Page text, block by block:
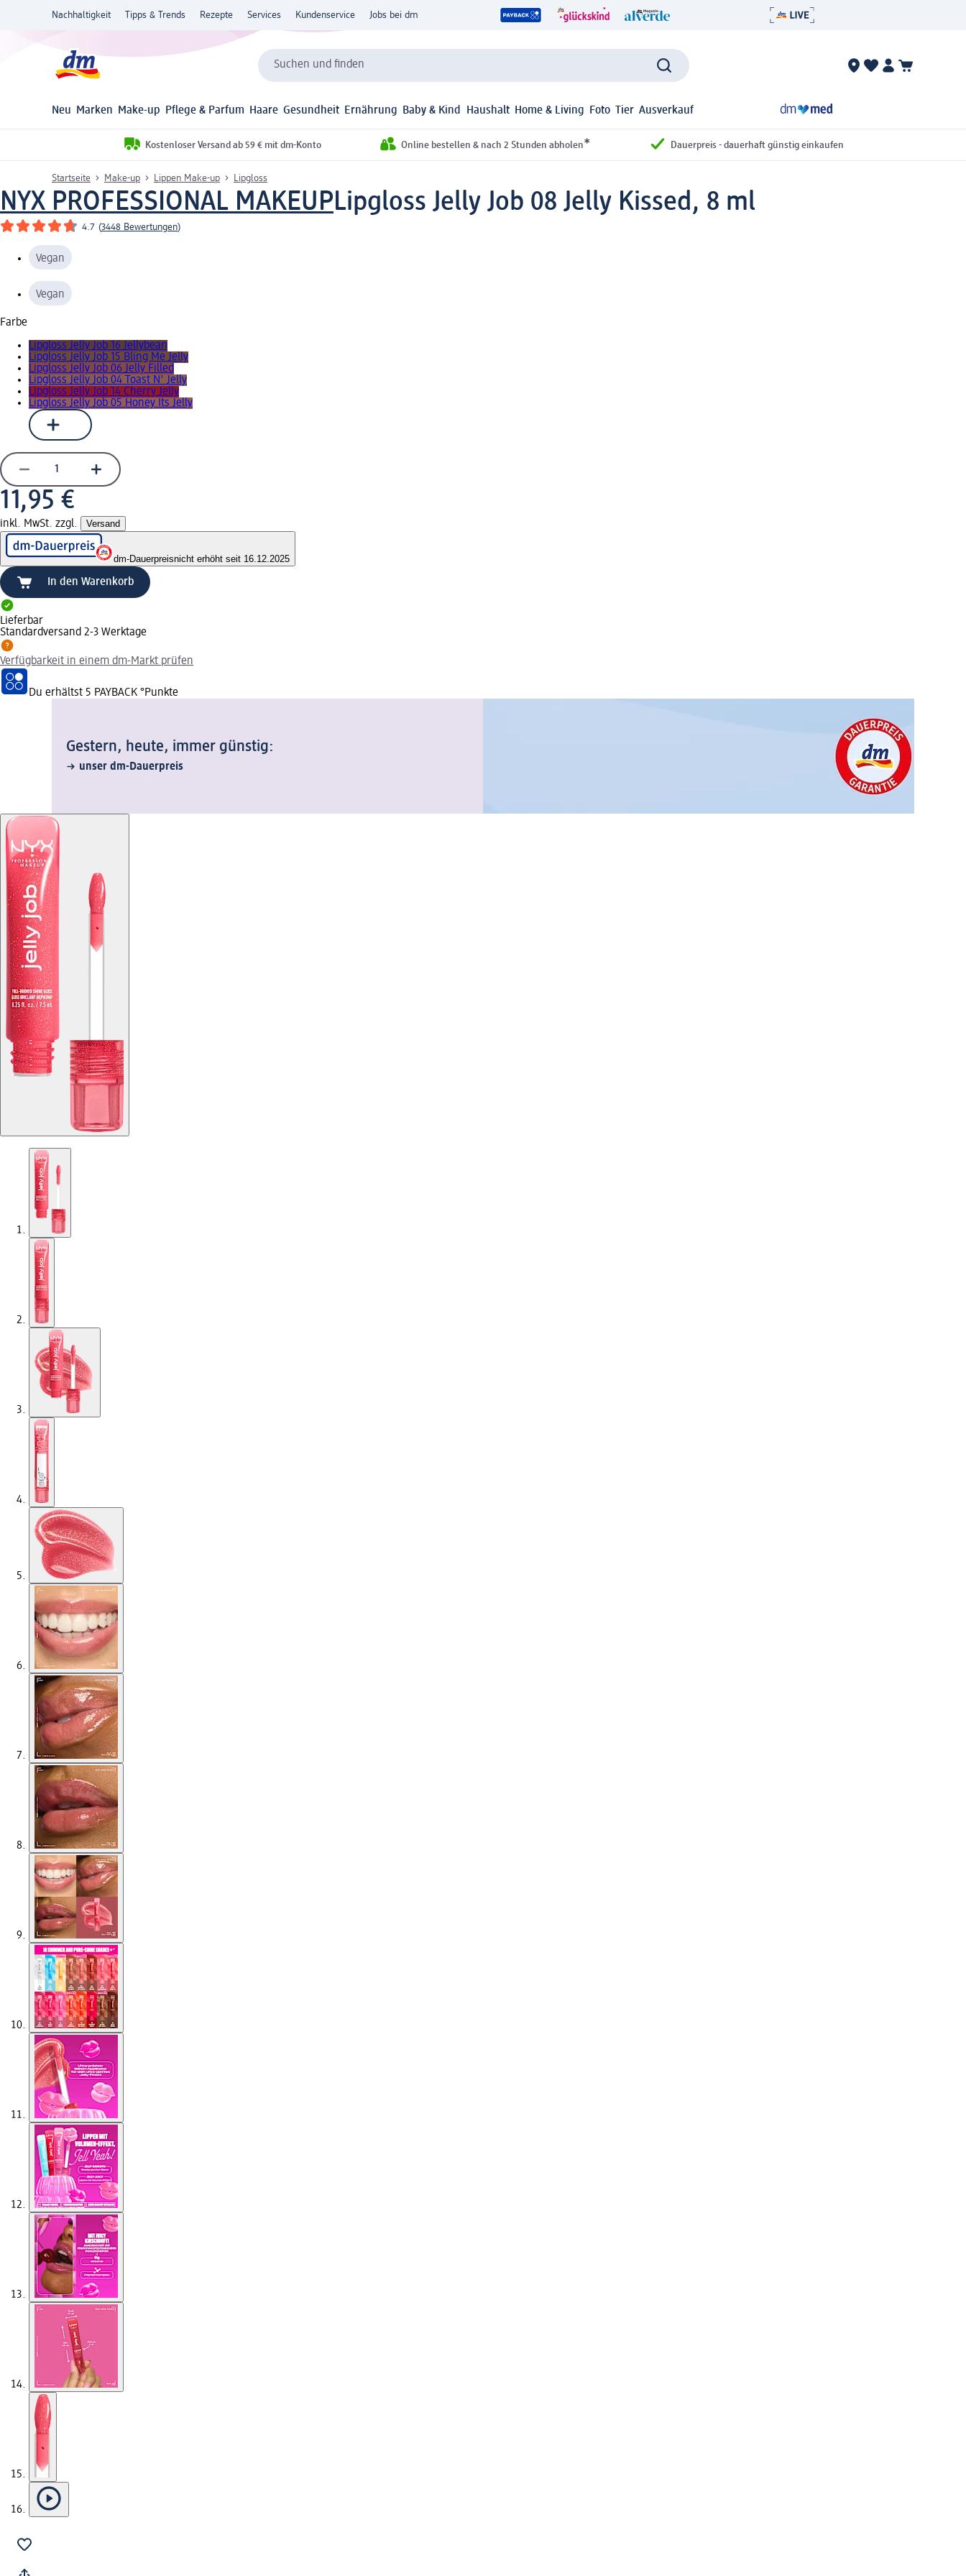
Nachhaltigkeit Tipps & Trends Rezepte Services Kundenservice Jobs bei dm
Suchen und finden
Neu Marken Make-up Pflege & Parfum Haare Gesundheit Ernährung Baby & Kind Haushalt Home & Living Foto Tier Ausverkauf
Kostenloser Versand ab 59 € mit dm-Konto Online bestellen & nach 2 Stunden abholen* Dauerpreis - dauerhaft günstig einkaufen
Startseite Make-up Lippen Make-up Lipgloss
NYX PROFESSIONAL MAKEUPLipgloss Jelly Job 08 Jelly Kissed, 8 ml
4.7 (3448 Bewertungen)
Vegan
Vegan
Farbe
Lipgloss Jelly Job 16 Jellybean
Lipgloss Jelly Job 15 Bling Me Jelly
Lipgloss Jelly Job 06 Jelly Filled
Lipgloss Jelly Job 04 Toast N' Jelly
Lipgloss Jelly Job 14 Cherry Jelly
Lipgloss Jelly Job 05 Honey Its Jelly
11,95 €
inkl. MwSt. zzgl. Versand
dm-Dauerpreisnicht erhöht seit 16.12.2025
In den Warenkorb
Lieferbar
Standardversand 2-3 Werktage
Verfügbarkeit in einem dm-Markt prüfen
Du erhältst 5 PAYBACK °Punkte
Gestern, heute, immer günstig:
unser dm-Dauerpreis